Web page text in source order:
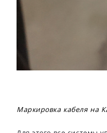
Маркировка кабеля на